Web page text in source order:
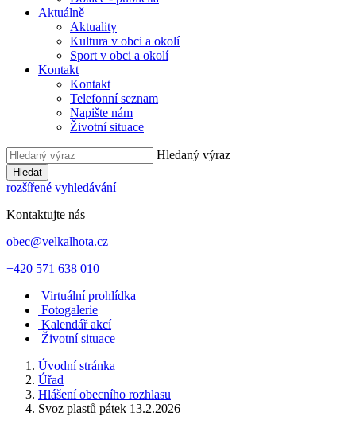
Aktuálně
Aktuality
Kultura v obci a okolí
Sport v obci a okolí
Kontakt
Kontakt
Telefonní seznam
Napište nám
Životní situace
Hledaný výraz
Hledat
rozšířené vyhledávání
Kontaktujte nás
obec@velkalhota.cz
+420 571 638 010
Virtuální prohlídka
Fotogalerie
Kalendář akcí
Životní situace
Úvodní stránka
Úřad
Hlášení obecního rozhlasu
Svoz plastů pátek 13.2.2026